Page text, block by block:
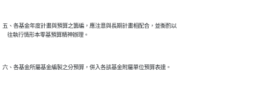
五、各基金年度計畫與預算之籌編，應注意與長期計畫相配合，並衡酌以